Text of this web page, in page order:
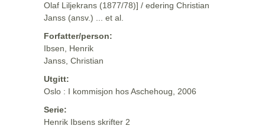
Olaf Liljekrans (1877/78)] / edering Christian
Janss (ansv.) ... et al.
Forfatter/person:
Ibsen, Henrik
Janss, Christian
Utgitt:
Oslo : I kommisjon hos Aschehoug, 2006
Serie:
Henrik Ibsens skrifter 2